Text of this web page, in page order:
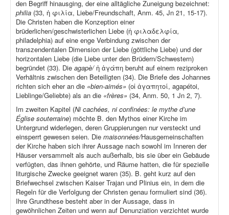
den Begriff hinausging, der eine alltägliche Zuneigung bezeichnet:
philia (33, ἡ φιλία, Liebe/Freundschaft, Anm. 45, Jn 21, 15-17).
Die Christen haben die Konzeption einer
brüderlichen/geschwisterlichen Liebe (ἡ φιλαδελφία,
philadelphia) auf eine enge Verbindung zwischen der
transzendentalen Dimension der Liebe (göttliche Liebe) und der
horizontalen Liebe (die Liebe unter den Brüdern/Schwestern)
begründet (33). Die agapè/ἡ ἀγάπη beruht auf einem reziproken
Verhältnis zwischen den Beteiligten (34). Die Briefe des Johannes
richten sich eher an die «bien-aimés» (οἱ ἀγαπητοί, agapétoi,
Lieblinge/Geliebte) als an die «frères» (34, Anm. 50, 1 Jn 2, 7).
Im zweiten Kapitel (Ni cachées, ni confinées: le mythe d’une
Église souterraine) möchte B. den Mythos einer Kirche im
Untergrund widerlegen, deren Gruppierungen nur versteckt und
einsperrt gewesen seien. Die maisonnées/Hausgemeinschaften
der Kirche haben sich ihrer Aussage nach sowohl im Inneren der
Häuser versammelt als auch außerhalb, bis sie über ein Gebäude
verfügten, das ihnen gehörte, und Räume hatten, die für spezielle
liturgische Zwecke geeignet waren (35). B. geht kurz auf den
Briefwechsel zwischen Kaiser Trajan und Plinius ein, in dem die
Regeln für die Verfolgung der Christen genau formuliert sind (36).
Ihre Grundthese besteht aber in der Aussage, dass in
gewöhnlichen Zeiten und wenn auf Denunziation verzichtet wurde